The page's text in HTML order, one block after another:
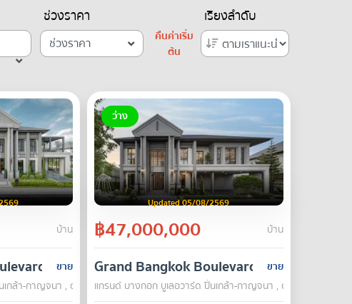
ช่วงราคา
ช่วงราคา
คืนค่าเริ่ม
ต้น
เรียงลำดับ
บ้าน
ขาย
Pinklao-Kanchana
เกล้า-กาญจนา , ตลิ่งชัน , กรุงเทพ
ว่าง
Updated 05/08/2569
฿47,000,000 บ้าน
ขาย
Grand Bangkok Boulevard Pinklao-
แกรนด์ บางกอก บูเลอวาร์ด ปิ่นเกล้า-กาญจนา , ตลิ่งชัน , กรุงเทพ